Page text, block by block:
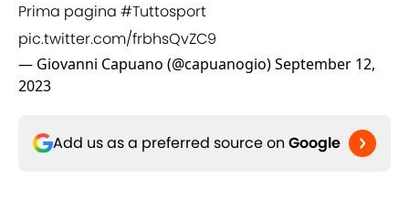
Prima pagina #Tuttosport
pic.twitter.com/frbhsQvZC9
— Giovanni Capuano (@capuanogio)September 12,
2023
Add us as a preferred source on Google